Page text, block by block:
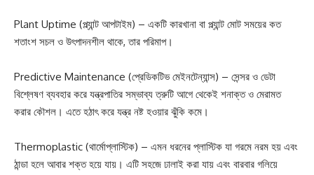
Plant Uptime (প্ল্যান্ট আপটাইম) – একটি কারখানা বা প্ল্যান্ট মোট সময়ের কত
শতাংশ সচল ও উৎপাদনশীল থাকে, তার পরিমাপ।
Predictive Maintenance (প্রেডিকটিভ মেইনটেন্যান্স) – সেন্সর ও ডেটা
বিশ্লেষণ ব্যবহার করে যন্ত্রপাতির সম্ভাব্য ত্রুটি আগে থেকেই শনাক্ত ও মেরামত
করার কৌশল। এতে হঠাৎ করে যন্ত্র নষ্ট হওয়ার ঝুঁকি কমে।
Thermoplastic (থার্মোপ্লাস্টিক) – এমন ধরনের প্লাস্টিক যা গরমে নরম হয় এবং
ঠান্ডা হলে আবার শক্ত হয়ে যায়। এটি সহজে ঢালাই করা যায় এবং বারবার গলিয়ে